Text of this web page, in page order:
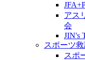
アス
会
JIN's
スポーツ
スポ